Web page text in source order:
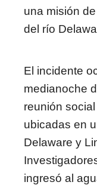
una misión
del río
El incidente
medianoche
reunión
ubicadas en
Delaware y
ingresó al